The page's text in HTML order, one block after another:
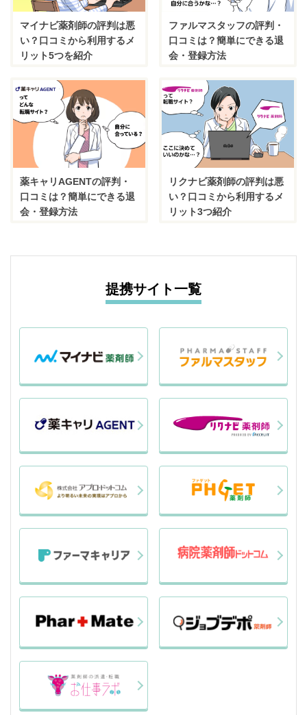
マイナビ薬剤師の評判は悪
い？口コミから利用するメ
リット5つを紹介
ファルマスタッフの評判・
口コミは？簡単にできる退
会・登録方法
薬キャリAGENTの評判・
口コミは？簡単にできる退
会・登録方法
リクナビ薬剤師の評判は悪
い？口コミから利用するメ
リット3つ紹介
提携サイト一覧